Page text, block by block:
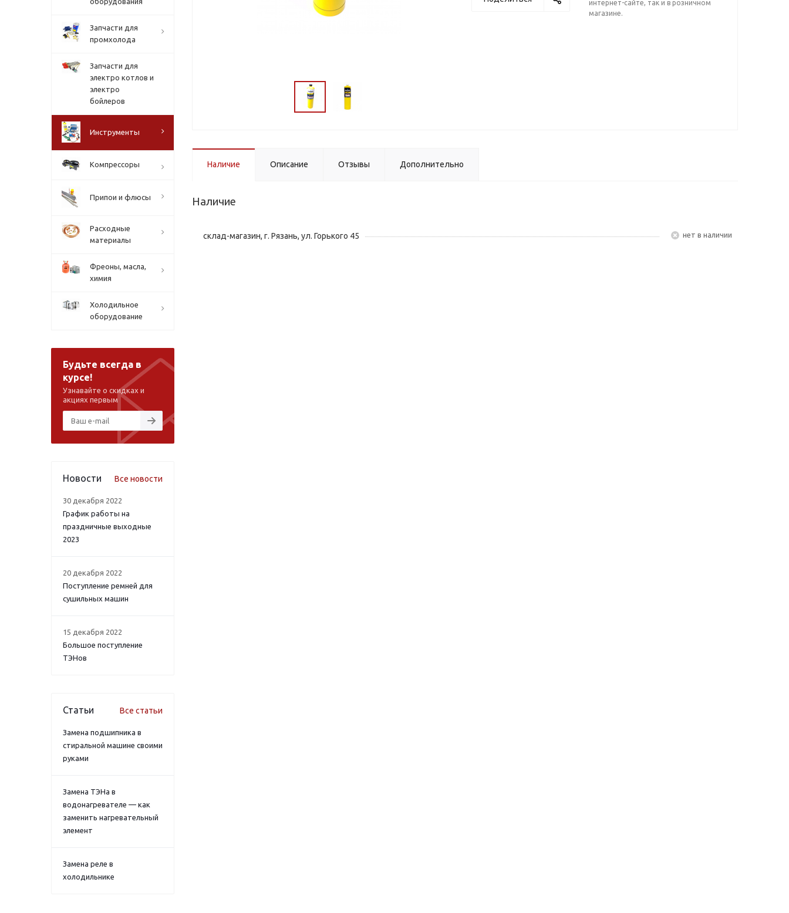
интернет-сайте, так и в розничном
магазине.
Наличие Описание Отзывы Дополнительно
Наличие
склад-магазин, г. Рязань, ул. Горького 45 Нет в наличии
Запчасти для
промхолода
Запчасти для
электро котлов и
электро
бойлеров
Инструменты
Компрессоры
Припои и флюсы
Расходные
материалы
Фреоны, масла,
химия
Холодильное
оборудование
Будьте всегда в
курсе!
Узнавайте о скидках и
акциях первым
Новости Все новости
30 декабря 2022
График работы на
праздничные выходные
2023
20 декабря 2022
Поступление ремней для
сушильных машин
15 декабря 2022
Большое поступление
ТЭНов
Статьи Все статьи
Замена подшипника в
стиральной машине своими
руками
Замена ТЭНа в
водонагревателе — как
заменить нагревательный
элемент
Замена реле в
холодильнике